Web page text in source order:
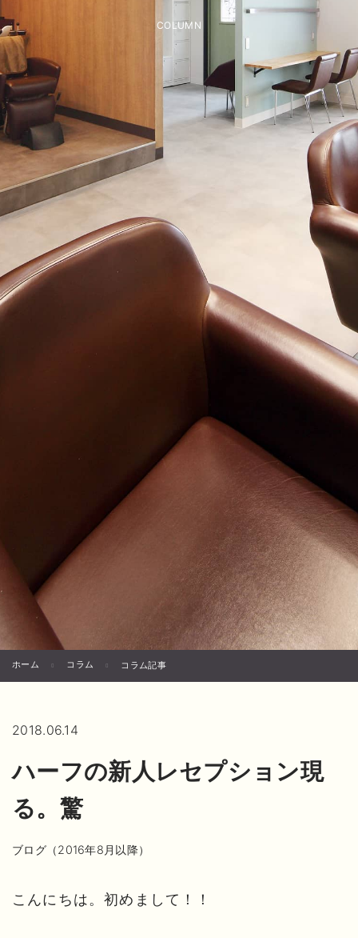
COLUMN
ホーム コラム コラム記事
2018.06.14
ハーフの新人レセプション現
る。驚
ブログ（2016年8月以降）
こんにちは。初めまして！！